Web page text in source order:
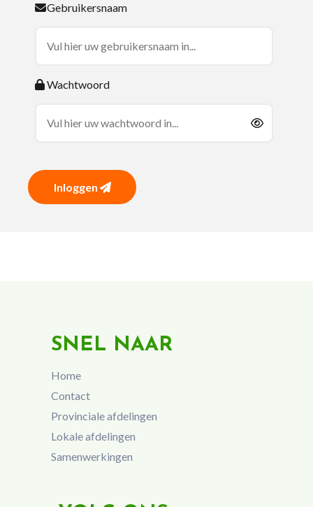
Gebruikersnaam
Wachtwoord
Inloggen
SNEL NAAR
Home
Contact
Provinciale afdelingen
Lokale afdelingen
Samenwerkingen